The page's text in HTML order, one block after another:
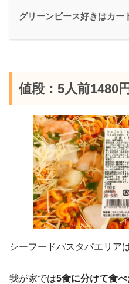
グリーンピース好きはカー
値段：5人前1480
シーフードパスタパエリア
我が家では5食に分けて食